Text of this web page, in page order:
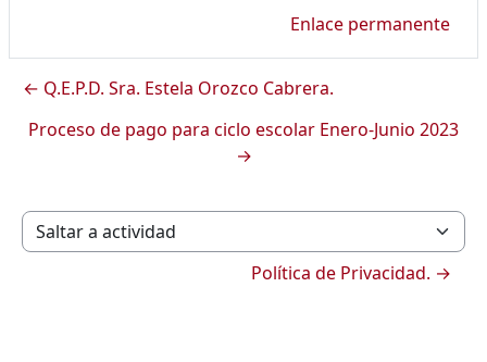
Enlace permanente
← Q.E.P.D. Sra. Estela Orozco Cabrera.
Proceso de pago para ciclo escolar Enero-Junio 2023
→
Saltar a actividad
Política de Privacidad. →